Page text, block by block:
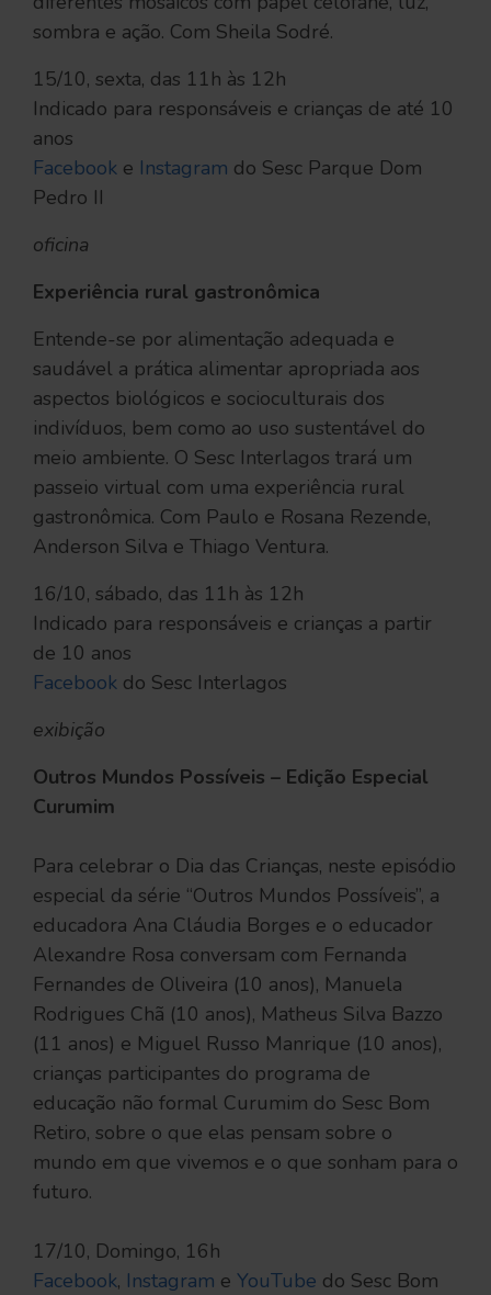
sombra e ação. Com Sheila Sodré.
15/10, sexta, das 11h às 12h
Indicado para responsáveis e crianças de até 10
anos
Facebook e Instagram do Sesc Parque Dom
Pedro II
oficina
Experiência rural gastronômica
Entende-se por alimentação adequada e
saudável a prática alimentar apropriada aos
aspectos biológicos e socioculturais dos
indivíduos, bem como ao uso sustentável do
meio ambiente. O Sesc Interlagos trará um
passeio virtual com uma experiência rural
gastronômica. Com Paulo e Rosana Rezende,
Anderson Silva e Thiago Ventura.
16/10, sábado, das 11h às 12h
Indicado para responsáveis e crianças a partir
de 10 anos
Facebook do Sesc Interlagos
exibição
Outros Mundos Possíveis – Edição Especial
Curumim
Para celebrar o Dia das Crianças, neste episódio
especial da série “Outros Mundos Possíveis”, a
educadora Ana Cláudia Borges e o educador
Alexandre Rosa conversam com Fernanda
Fernandes de Oliveira (10 anos), Manuela
Rodrigues Chã (10 anos), Matheus Silva Bazzo
(11 anos) e Miguel Russo Manrique (10 anos),
crianças participantes do programa de
educação não formal Curumim do Sesc Bom
Retiro, sobre o que elas pensam sobre o
mundo em que vivemos e o que sonham para o
futuro.
17/10, Domingo, 16h
Facebook, Instagram e YouTube do Sesc Bom